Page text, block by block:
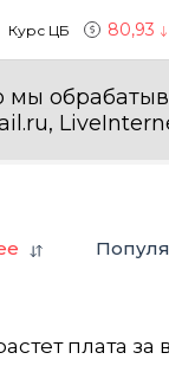
Курс ЦБ 80,93
мы
плата за